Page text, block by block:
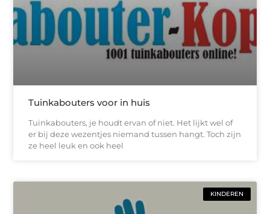
Tuinkabouters voor in huis
Tuinkabouters, je houdt ervan of niet. Het lijkt wel of
er bij deze wezentjes niemand tussen hangt. Toch zijn
ze heel leuk en ook heel
KINDEREN